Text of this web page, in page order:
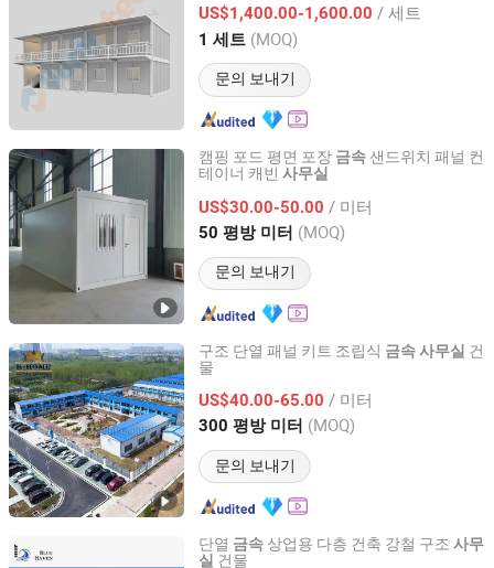
US$1,400.00-1,600.00 / 세트
1 세트 (MOQ)
문의 보내기
Fujian, China 이후 2017
캠핑 포드 평면 포장 금속 샌드위치 패널 컨
테이너 캐빈 사무실
US$30.00-50.00 / 미터
50 평방 미터 (MOQ)
문의 보내기
Henan Tiga Engineering Co., Ltd
Henan, China 이후 2013
구조 단열 패널 키트 조립식 금속사무실 건
물
US$40.00-65.00 / 미터
300 평방 미터 (MOQ)
문의 보내기
Henan K-Home Steel Structure Co., Ltd.
Henan, China 이후 2015
단열 금속 상업용 다층 건축 강철 구조 사무
실 건물